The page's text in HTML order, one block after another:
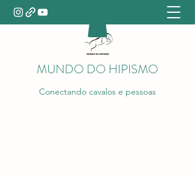
MUNDO DO HIPISMO
Conectando cavalos e pessoas